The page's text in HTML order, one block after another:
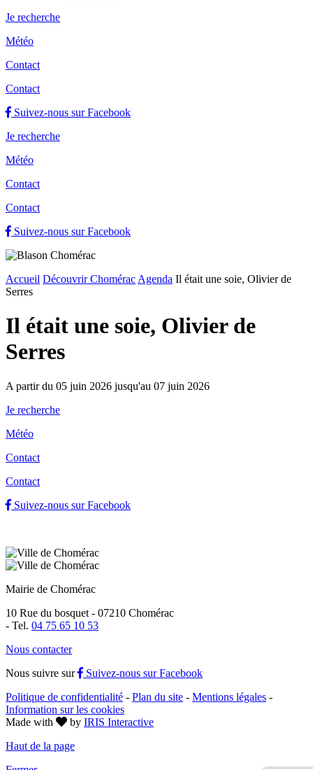
Je recherche
Météo
Contact
Contact
Suivez-nous sur Facebook
Je recherche
Météo
Contact
Contact
Suivez-nous sur Facebook
Accueil Découvrir Chomérac Agenda Il était une soie, Olivier de
Serres
Il était une soie, Olivier de
Serres
A partir du 05 juin 2026 jusqu'au 07 juin 2026
Je recherche
Météo
Contact
Contact
Suivez-nous sur Facebook
Mairie de Chomérac
10 Rue du bosquet - 07210 Chomérac
- Tel. 04 75 65 10 53
Nous contacter
Nous suivre sur
Suivez-nous sur Facebook
Politique de confidentialité - Plan du site - Mentions légales -
Information sur les cookies
Made with
by IRIS Interactive
Haut de la page